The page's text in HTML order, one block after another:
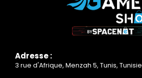
Adresse :
3 rue d'Afrique, Menzah 5, Tunis, Tunisie